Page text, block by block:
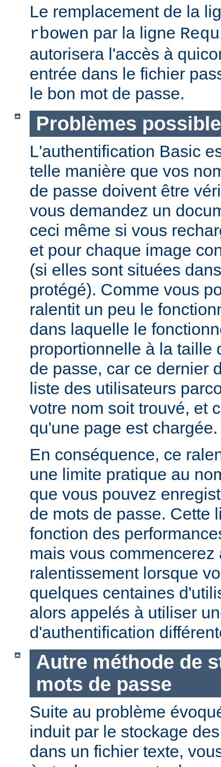
Le remplacement de la
rbowen par la ligne
autorisera l'accès à
entrée dans le fichier
le bon mot de passe.
Problèmes
L'authentification Basic
telle manière que vos
de passe doivent être
vous demandez un
ceci même si vous
et pour chaque image
(si elles sont situées
protégé). Comme vous
ralentit un peu le
dans laquelle le
proportionnelle à la taille
de passe, car ce dernier
liste des utilisateurs
votre nom soit trouvé, et
qu'une page est chargée.
En conséquence, ce
une limite pratique au
que vous pouvez
de mots de passe. Cette
fonction des
mais vous commencerez
ralentissement lorsque
quelques centaines
alors appelés à utiliser
d'authentification
Autre méthode de
mots de passe
Suite au problème
induit par le stockage
dans un fichier texte,